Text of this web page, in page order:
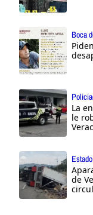
Boca
La
le
Estado
de